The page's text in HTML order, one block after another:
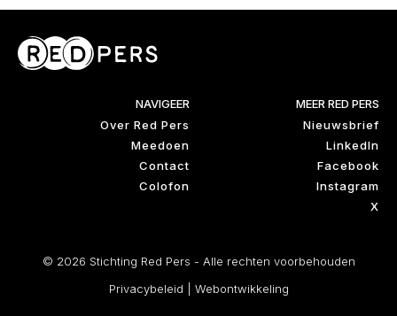
NAVIGEER
Over Red Pers
Meedoen
Contact
Colofon
MEER RED PERS
Nieuwsbrief
LinkedIn
Facebook
Instagram
X
© 2026 Stichting Red Pers - Alle rechten voorbehouden
Privacybeleid
Webontwikkeling